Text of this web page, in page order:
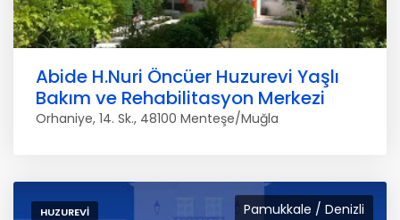
Abide H.Nuri Öncüer Huzurevi Yaşlı
Bakım ve Rehabilitasyon Merkezi
Orhaniye, 14. Sk., 48100 Menteşe/Muğla
Pamukkale / Denizli
HUZUREVI